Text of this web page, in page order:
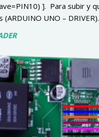
]. Para subir y
UNO – DRIVER).